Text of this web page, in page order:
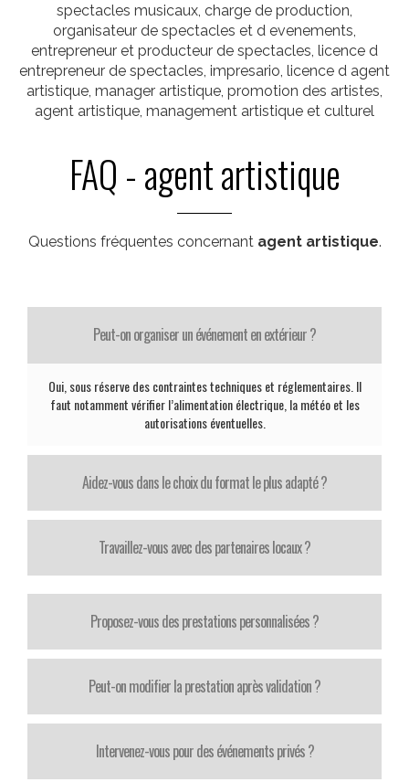
spectacles musicaux, charge de production,
organisateur de spectacles et d evenements,
entrepreneur et producteur de spectacles, licence d
entrepreneur de spectacles, impresario, licence d agent
artistique, manager artistique, promotion des artistes,
agent artistique, management artistique et culturel
FAQ - agent artistique
Questions fréquentes concernant agent artistique.
Peut-on organiser un événement en extérieur ?
Oui, sous réserve des contraintes techniques et réglementaires. Il
faut notamment vérifier l’alimentation électrique, la météo et les
autorisations éventuelles.
Aidez-vous dans le choix du format le plus adapté ?
Travaillez-vous avec des partenaires locaux ?
Proposez-vous des prestations personnalisées ?
Peut-on modifier la prestation après validation ?
Intervenez-vous pour des événements privés ?